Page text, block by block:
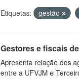
Etiquetas: gestão
Gestores e fiscais
Apresenta relação dos
entre a UFVJM e